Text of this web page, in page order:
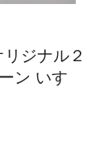
ジナル２
ン いすゞ